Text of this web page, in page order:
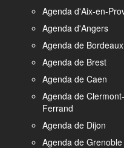
Agenda d'Aix-en-
Agenda d'Angers
Agenda de Bordeaux
Agenda de Brest
Agenda de Caen
Agenda de Clermont-
Ferrand
Agenda de Dijon
Agenda de Grenoble